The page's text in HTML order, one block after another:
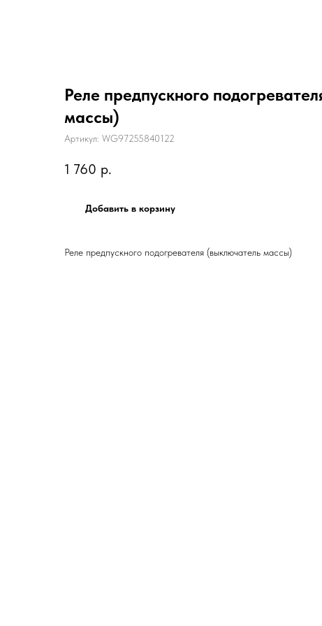
Реле предпускного
массы)
Артикул: WG97255840122
1 760 р.
Добавить в корзину
Реле предпускного подогревателя (выключатель массы)